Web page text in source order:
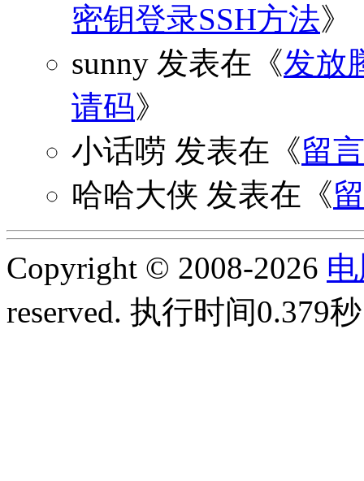
密钥登录SSH方法》
sunny 发表在《发放
请码》
小话唠 发表在《留
哈哈大侠 发表在《
Copyright © 2008-2026
reserved. 执行时间0.379秒